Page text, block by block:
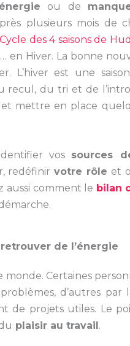
ou de
plusieurs mois de
Cycle des 4 saisons de
en Hiver. La bonne
L’hiver est une
recul, du tri et de
mettre en place
vos sources
redéfinirvotre rôle et
aussi comment le bilan
de l’énergie
monde. Certaines
d’autres par
de projets utiles. Le
plaisir au travail .